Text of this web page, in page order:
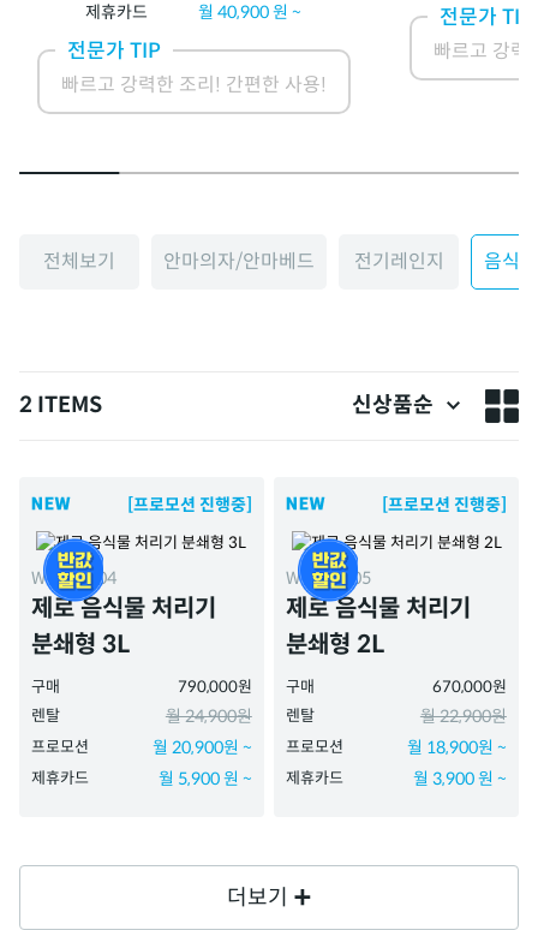
제휴카드
월40,900원 ~
전문가 TIP
빠르고 강력한 조리! 간편한 사용!
전문가 TIP
빠르고 강력
전체보기 안마의자/안마베드 전기레인지 음식
2 ITEMS 신상품순
[프로모션 진행중]
WMG-3004
제로 음식물 처리기
분쇄형 3L
구매
790,000원
렌탈
월 24,900원
프로모션 월 20,900원 ~
제휴카드 월 5,900 원 ~
[프로모션 진행중]
WMG-2005
제로 음식물 처리기
분쇄형 2L
구매
670,000원
렌탈
월 22,900원
프로모션 월 18,900원 ~
제휴카드 월 3,900 원 ~
더보기